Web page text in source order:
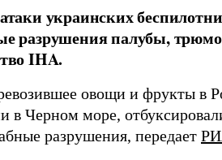
украинских
разрушения палубы,
IHA.
овощи и фрукты в
в Черном море,
разрушения, передает